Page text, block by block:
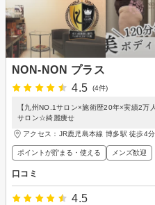
NON-NON プラス
4.5
(4件)
【九州NO.1サロン×施術歴20年×実績2万
サロン☆綺麗痩せ
アクセス：JR鹿児島本線 博多駅 徒歩4分
ポイントが貯まる・使える メンズ歓迎
口コミ
4.5